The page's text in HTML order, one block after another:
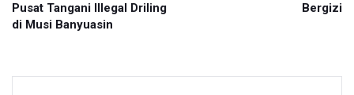
Pusat Tangani Illegal Driling
di Musi Banyuasin
Bergizi